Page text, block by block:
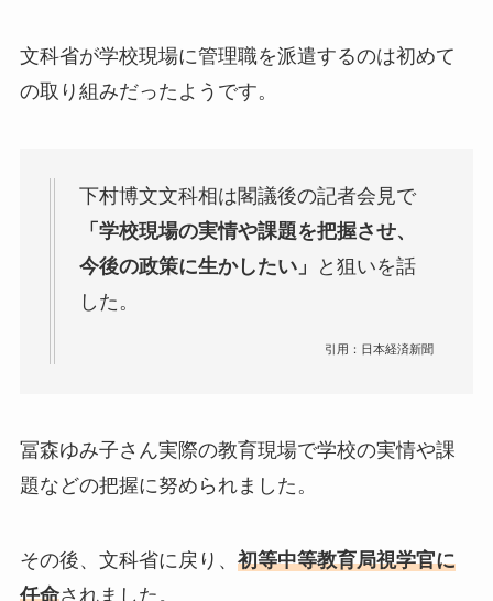
文科省が学校現場に管理職を派遣するのは初めて
の取り組みだったようです。
下村博文文科相は閣議後の記者会見で
「学校現場の実情や課題を把握させ、
今後の政策に生かしたい」
と狙いを話
した。
引用：日本経済新聞
冨森ゆみ子さん実際の教育現場で学校の実情や課
題などの把握に努められました。
その後、文科省に戻り、 初等中等教育局視学官に
任命されました。